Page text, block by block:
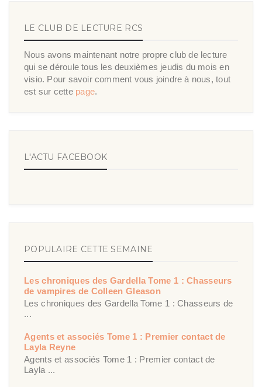
LE CLUB DE LECTURE RCS
Nous avons maintenant notre propre club de lecture
qui se déroule tous les deuxièmes jeudis du mois en
visio. Pour savoir comment vous joindre à nous, tout
est sur cette page.
L'ACTU FACEBOOK
POPULAIRE CETTE SEMAINE
Les chroniques des Gardella Tome 1 : Chasseurs
de vampires de Colleen Gleason
Les chroniques des Gardella Tome 1 : Chasseurs de
...
Agents et associés Tome 1 : Premier contact de
Layla Reyne
Agents et associés Tome 1 : Premier contact de
Layla ...